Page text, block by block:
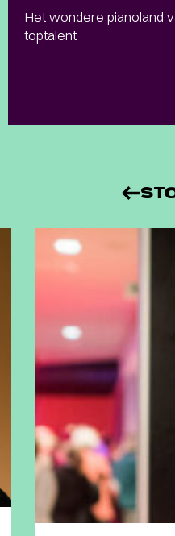
Het wondere pianoland
toptalent